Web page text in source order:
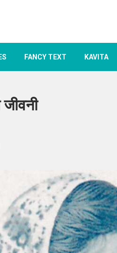
FANCY TEXT KAVITA